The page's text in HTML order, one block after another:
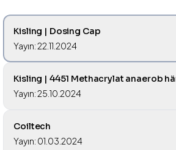
Kisling | Dosing Cap
Yayın: 22.11.2024
Kisling | 4451 Methacrylat anaerob
Yayın: 25.10.2024
Coiltech
Yayın: 01.03.2024